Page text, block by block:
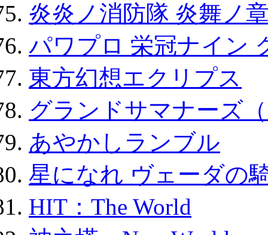
炎炎ノ消防隊 炎舞ノ
パワプロ 栄冠ナイン
東方幻想エクリプス
グランドサマナーズ
あやかしランブル
星になれ ヴェーダの
HIT：The World